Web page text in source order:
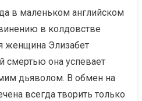
в маленьком английском
в колдовстве
женщина Элизабет
смертью она успевает
дьяволом. В обмен на
всегда творить только